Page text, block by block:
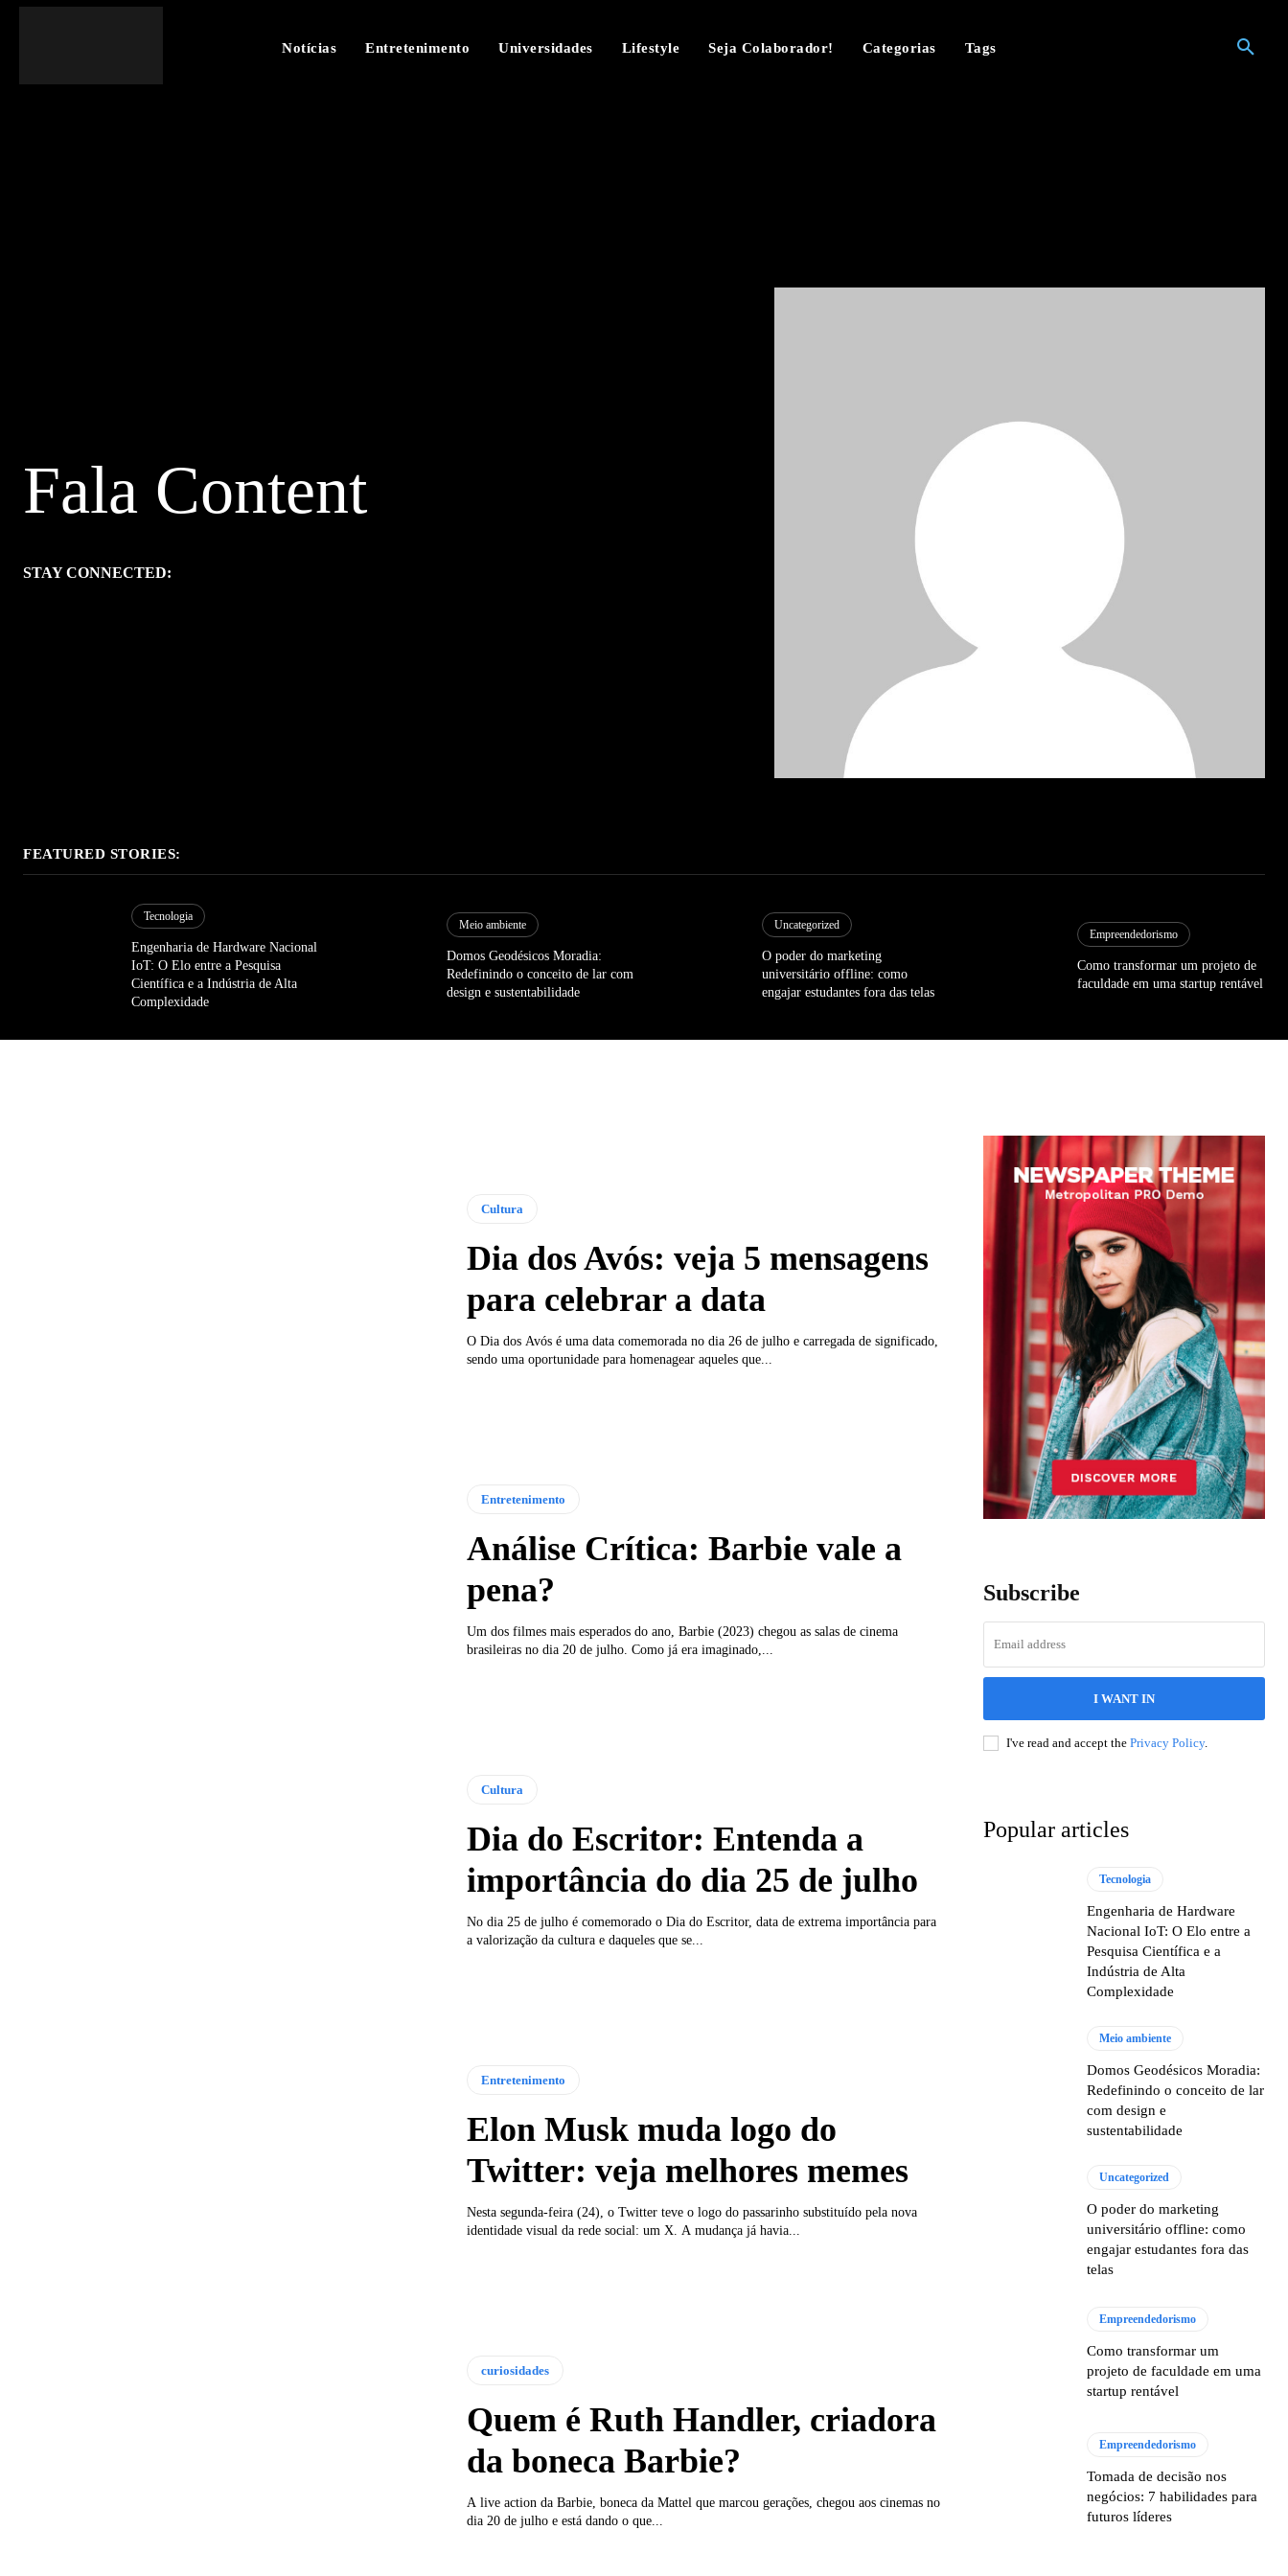
Notícias Entretenimento Universidades Lifestyle Seja Colaborador! Categorias Tags
Fala Content
STAY CONNECTED:
FEATURED STORIES:
Tecnologia
Engenharia de Hardware Nacional
IoT: O Elo entre a Pesquisa
Científica e a Indústria de Alta
Complexidade
Meio ambiente
Domos Geodésicos Moradia:
Redefinindo o conceito de lar com
design e sustentabilidade
Uncategorized
O poder do marketing
universitário offline: como
engajar estudantes fora das telas
Empreendedorismo
Como transformar um projeto de
faculdade em uma startup rentável
Cultura
Dia dos Avós: veja 5 mensagens
para celebrar a data
O Dia dos Avós é uma data comemorada no dia 26 de julho e carregada de significado,
sendo uma oportunidade para homenagear aqueles que...
Entretenimento
Análise Crítica: Barbie vale a
pena?
Um dos filmes mais esperados do ano, Barbie (2023) chegou as salas de cinema
brasileiras no dia 20 de julho. Como já era imaginado,...
Cultura
Dia do Escritor: Entenda a
importância do dia 25 de julho
No dia 25 de julho é comemorado o Dia do Escritor, data de extrema importância para
a valorização da cultura e daqueles que se...
Entretenimento
Elon Musk muda logo do
Twitter: veja melhores memes
Nesta segunda-feira (24), o Twitter teve o logo do passarinho substituído pela nova
identidade visual da rede social: um X. A mudança já havia...
curiosidades
Quem é Ruth Handler, criadora
da boneca Barbie?
A live action da Barbie, boneca da Mattel que marcou gerações, chegou aos cinemas no
dia 20 de julho e está dando o que...
Subscribe
I WANT IN
I've read and accept the Privacy Policy.
Popular articles
Tecnologia
Engenharia de Hardware
Nacional IoT: O Elo entre a
Pesquisa Científica e a
Indústria de Alta
Complexidade
Meio ambiente
Domos Geodésicos Moradia:
Redefinindo o conceito de lar
com design e
sustentabilidade
Uncategorized
O poder do marketing
universitário offline: como
engajar estudantes fora das
telas
Empreendedorismo
Como transformar um
projeto de faculdade em uma
startup rentável
Empreendedorismo
Tomada de decisão nos
negócios: 7 habilidades para
futuros líderes